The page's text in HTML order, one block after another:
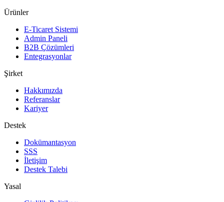
Ürünler
E-Ticaret Sistemi
Admin Paneli
B2B Çözümleri
Entegrasyonlar
Şirket
Hakkımızda
Referanslar
Kariyer
Destek
Dokümantasyon
SSS
İletişim
Destek Talebi
Yasal